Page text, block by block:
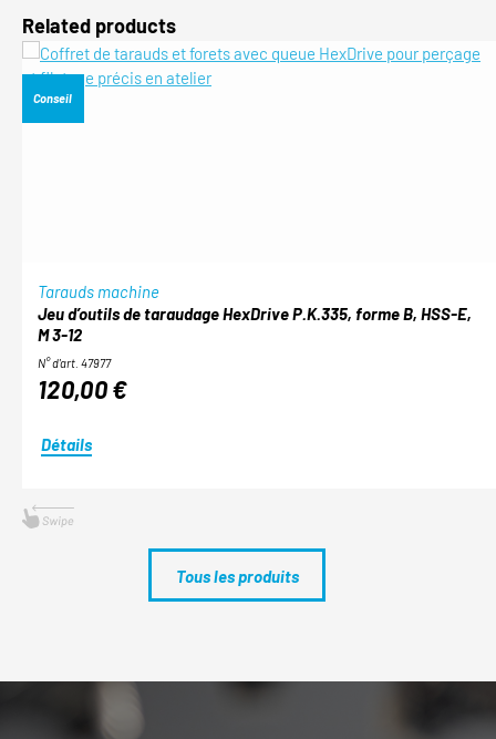
Ignorer la galerie de produits
Related products
Conseil
Tarauds machine
Jeu d’outils de taraudage HexDrive P.K.335, forme B, HSS-E,
M 3-12
N° d'art. 47977
120,00 €
Détails
Tous les produits